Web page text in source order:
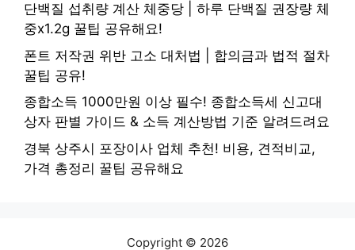
단백질 섭취량 계산 체중당 | 하루 단백질 권장량 체
중x1.2g 꿀팁 공유해요!
폰트 저작권 위반 고소 대처법 | 합의금과 법적 절차
꿀팁 공유!
종합소득 1000만원 이상 필수! 종합소득세 신고대
상자 판별 가이드 & 소득 계산방법 기준 알려드려요
경북 상주시 포장이사 업체 추천! 비용, 견적비교,
가격 총정리 꿀팁 공유해요
Copyright © 2026